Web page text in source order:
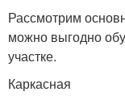
Рассмотрим
можно выгодно
участке.
Каркасная